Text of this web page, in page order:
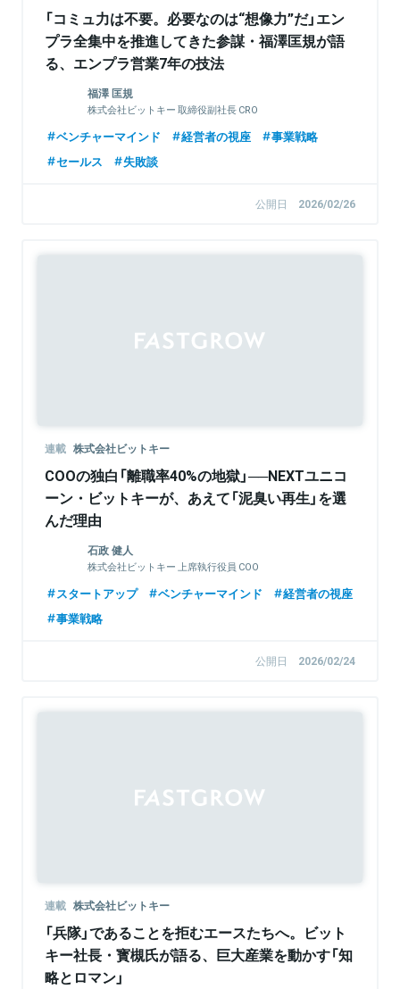
「コミュ力は不要。必要なのは“想像力”だ」エン
プラ全集中を推進してきた参謀・福澤匡規が語
る、エンプラ営業7年の技法
福澤 匡規
株式会社ビットキー 取締役副社長 CRO
ベンチャーマインド 経営者の視座
事業戦略
セールス
失敗談
公開日 2026/02/26
連載 株式会社ビットキー
COOの独白「離職率40%の地獄」──NEXTユニコ
ーン・ビットキーが、あえて「泥臭い再生」を選
んだ理由
石政 健人
株式会社ビットキー 上席執行役員 COO
スタートアップ ベンチャーマインド
経営者の視座
事業戦略
公開日 2026/02/24
連載 株式会社ビットキー
「兵隊」であることを拒むエースたちへ。ビット
キー社長・寳槻氏が語る、巨大産業を動かす「知
略とロマン」